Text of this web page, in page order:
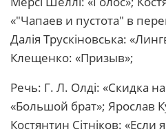
«"Чапаев и пустота" в
Далія Трускіновська:
Клещенко: «Призыв»;
Речь: Г. Л. Олді: «Скидка
«Большой брат»; Ярослав
Костянтин Сітніков: